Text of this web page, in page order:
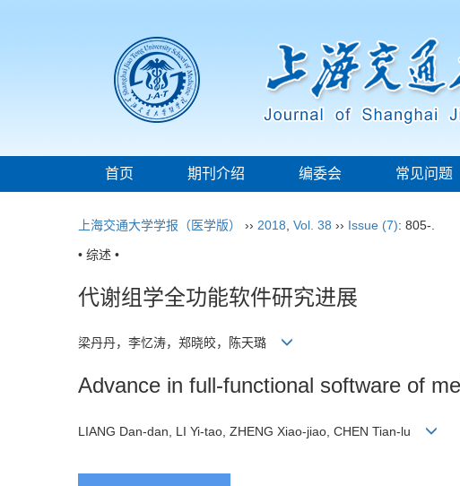
首页 期刊介绍 编委会 常见问题
上海交通大学学报（医学版） ›› 2018 Vol. 38 ›› Issue (7): 805-.
• 综述 •
代谢组学全功能软件研究进展
梁丹丹，李忆涛，郑晓皎，陈天璐
Advance in full-functional software of
LIANG Dan-dan, LI Yi-tao, ZHENG Xiao-jiao, CHEN Tian-lu